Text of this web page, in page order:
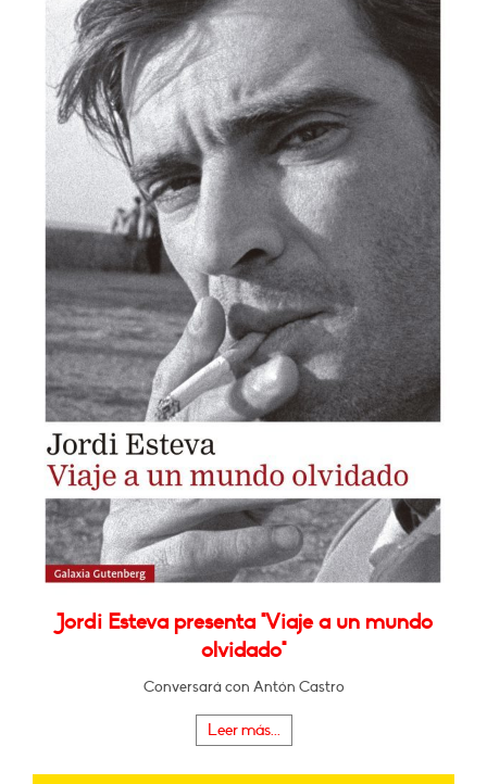
Jordi Esteva presenta "Viaje a un mundo
olvidado"
Conversará con Antón Castro
Leer más...